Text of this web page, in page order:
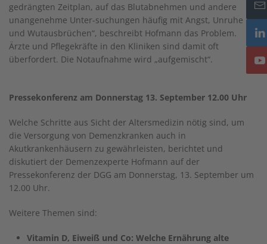
gedrängten Zeitplan, auf das Blutabnehmen und andere
unangenehme Unter-suchungen häufig mit Angst, Unruhe
und Wutausbrüchen“, beschreibt Hofmann das Problem.
Ärzte und Pflegekräfte in den Kliniken sind damit oft
überfordert. Die Notaufnahme wird „aufgemischt“.
Pressekonferenz am Donnerstag 13. September 12.00 Uhr
Welche Schritte aus Sicht der Altersmedizin nötig sind, um
die Versorgung von Demenzkranken auch in
Akutkrankenhäusern zu gewährleisten, berichtet und
diskutiert der Demenzexperte Hofmann auf der
Pressekonferenz der DGG am Donnerstag, 13. September um
12.00 Uhr.
Weitere Themen sind:
Vitamin D, Eiweiß und Co: Welche Ernährung alte